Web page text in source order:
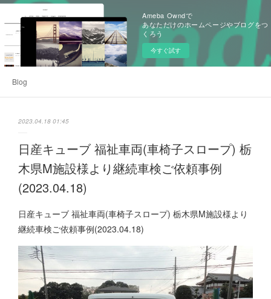
Ameba Owndで
あなただけのホームページやブログをつ
くろう
今すぐ試す
Blog
2023.04.18 01:45
日産キューブ 福祉車両(車椅子スロープ) 栃
木県M施設様より継続車検ご依頼事例
(2023.04.18)
日産キューブ 福祉車両(車椅子スロープ) 栃木県M施設様より
継続車検ご依頼事例(2023.04.18)